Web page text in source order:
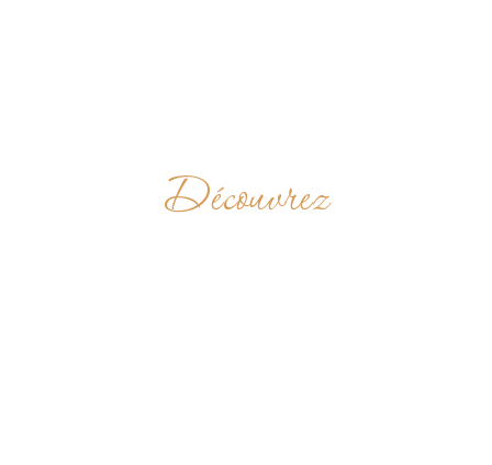
Découvrez